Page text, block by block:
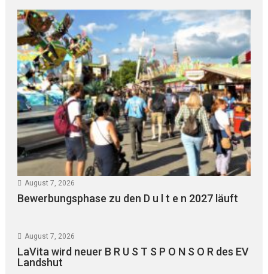
August 7, 2026
Bewerbungsphase zu den D u l t e n 2027 läuft
August 7, 2026
LaVita wird neuer B R U S T S P O N S O R des EV
Landshut